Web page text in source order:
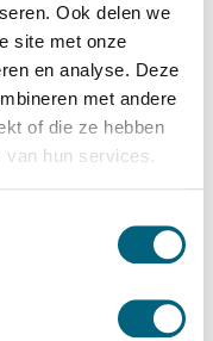
Ook delen we
site met onze
en analyse. Deze
met andere
of die ze hebben
van hun services.
en inbraakwerende
conform EN 1143-1
(60 minuten
uitgevoerd met twee